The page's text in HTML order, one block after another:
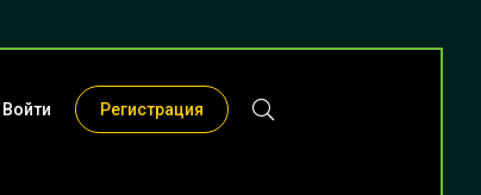
Войти Регистрация